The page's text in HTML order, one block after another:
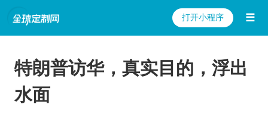
打开小程序 ☰
特朗普访华，真实目的，浮出
水面